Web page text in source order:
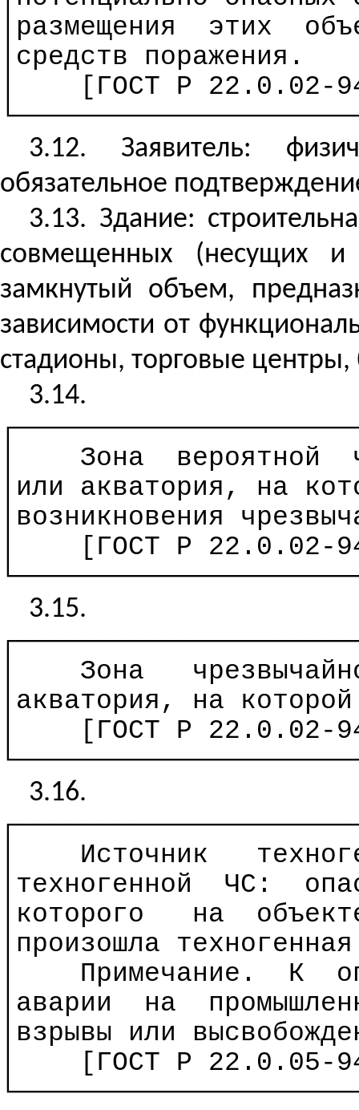
│размещения
этих
│средств поражения.
[ГОСТ Р 22.0.02-
3.12. Заявитель:
обязательное
3.13. Здание:
совмещенных (несущих и
замкнутый объем,
зависимости от
стадионы, торговые
3.14.
Зона вероятной
│или акватория, на
│возникновения
[ГОСТ Р 22.0.02-
3.15.
Зона
│акватория, на
[ГОСТ Р 22.0.02-
3.16.
Источник
│техногенной
ЧС:
которого на
│произошла
Примечание. К
│аварии
на
│взрывы или
[ГОСТ Р 22.0.05-